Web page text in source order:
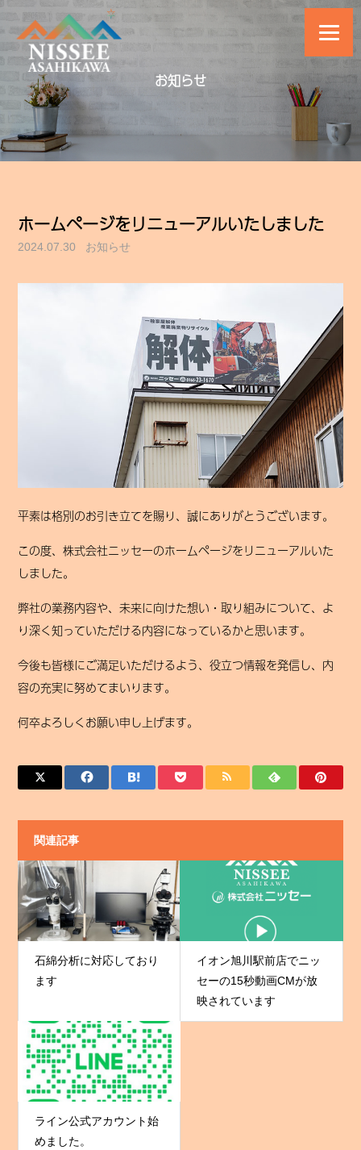
お知らせ
ホームページをリニューアルいたしました
2024.07.30 お知らせ
平素は格別のお引き立てを賜り、誠にありがとうございます。
この度、株式会社ニッセーのホームページをリニューアルいた
しました。
弊社の業務内容や、未来に向けた想い・取り組みについて、よ
り深く知っていただける内容になっているかと思います。
今後も皆様にご満足いただけるよう、役立つ情報を発信し、内
容の充実に努めてまいります。
何卒よろしくお願い申し上げます。
関連記事
石綿分析に対応しており
ます
イオン旭川駅前店でニッ
セーの15秒動画CMが放
映されています
ライン公式アカウント始
めました。